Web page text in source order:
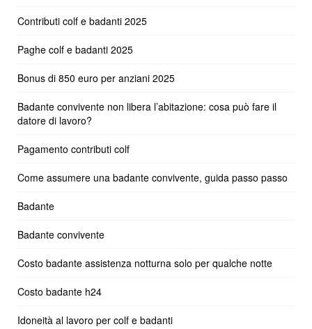
Contributi colf e badanti 2025
Paghe colf e badanti 2025
Bonus di 850 euro per anziani 2025
Badante convivente non libera l’abitazione: cosa può fare il
datore di lavoro?
Pagamento contributi colf
Come assumere una badante convivente, guida passo passo
Badante
Badante convivente
Costo badante assistenza notturna solo per qualche notte
Costo badante h24
Idoneità al lavoro per colf e badanti